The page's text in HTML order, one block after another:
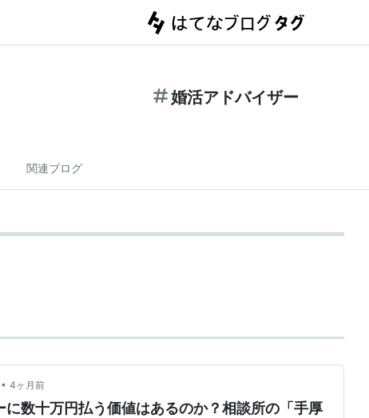
婚活アドバイザー
関連ブログ
• 4ヶ月前
に数十万円払う価値はあるのか？相談所の「手厚